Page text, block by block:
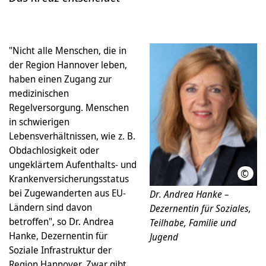
©
Dr. Andrea Hanke –
Dezernentin für Soziales,
Teilhabe, Familie und
Jugend
"Nicht alle Menschen, die in
der Region Hannover leben,
haben einen Zugang zur
medizinischen
Regelversorgung. Menschen
in schwierigen
Lebensverhältnissen, wie z. B.
Obdachlosigkeit oder
ungeklärtem Aufenthalts- und
Krankenversicherungsstatus
bei Zugewanderten aus EU-
Ländern sind davon
betroffen", so Dr. Andrea
Hanke, Dezernentin für
Soziale Infrastruktur der